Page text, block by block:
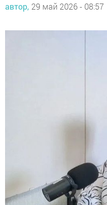
автор, 29 май 2026 - 08:57